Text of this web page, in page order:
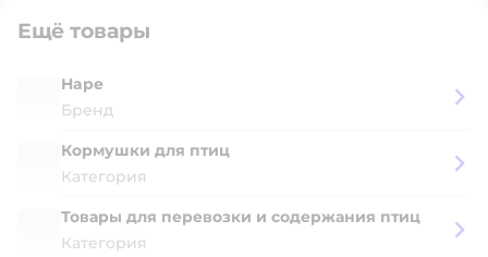
Ещё товары
Hape
Бренд
Кормушки для птиц
Категория
Товары для перевозки и содержания птиц
Категория